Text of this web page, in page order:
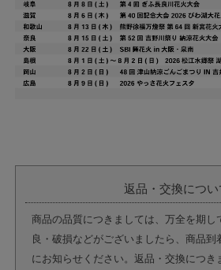
返品・交換につい
商品の品質につきましては、万全を期し
良・破損などがございましたら、商品到
にお知らせください。返品・交換につき